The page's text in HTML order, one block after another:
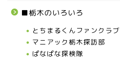
■栃木のいろいろ
とちまるくんファンクラブ
マニアック栃木探訪部
ぱなぱな探検隊